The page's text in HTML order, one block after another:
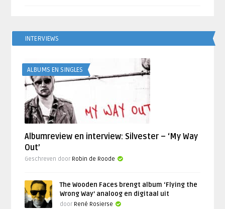
INTERVIEWS
ALBUMS EN SINGLES
Albumreview en interview: Silvester – ‘My Way
Out’
Geschreven door Robin de Roode
The Wooden Faces brengt album ‘Flying the
Wrong Way’ analoog en digitaal uit
door René Rosierse